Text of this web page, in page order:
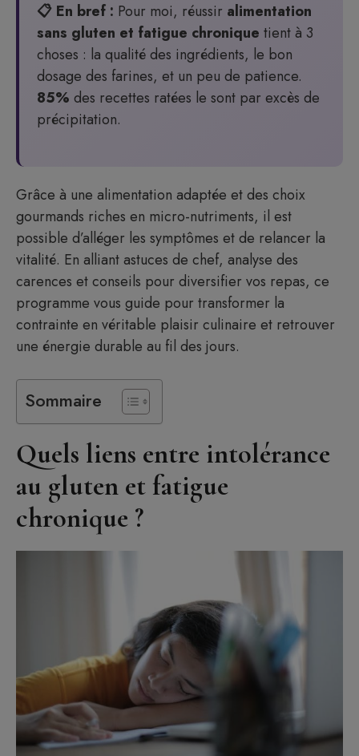
📋 En bref : Pour moi, réussir alimentation
sans gluten et fatigue chronique tient à 3
choses : la qualité des ingrédients, le bon
dosage des farines, et un peu de patience.
85% des recettes ratées le sont par excès de
précipitation.
Grâce à une alimentation adaptée et des choix
gourmands riches en micro-nutriments, il est
possible d’alléger les symptômes et de relancer la
vitalité. En alliant astuces de chef, analyse des
carences et conseils pour diversifier vos repas, ce
programme vous guide pour transformer la
contrainte en véritable plaisir culinaire et retrouver
une énergie durable au fil des jours.
Sommaire
Quels liens entre intolérance
au gluten et fatigue
chronique ?